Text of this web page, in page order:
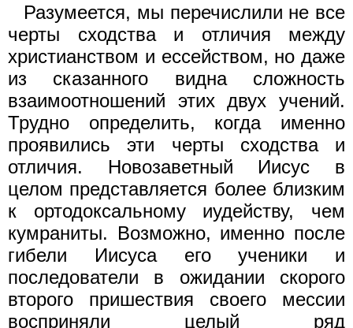
Разумеется, мы перечислили не все
черты сходства и отличия между
христианством и ессейством, но даже
из сказанного видна сложность
взаимоотношений этих двух учений.
Трудно определить, когда именно
проявились эти черты сходства и
отличия. Новозаветный Иисус в
целом представляется более близким
к ортодоксальному иудейству, чем
кумраниты. Возможно, именно после
гибели Иисуса его ученики и
последователи в ожидании скорого
второго пришествия своего мессии
восприняли целый ряд